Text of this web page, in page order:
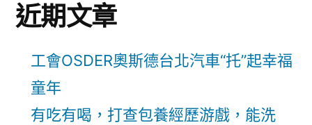
近期文章
工會OSDER奧斯德台北汽車“托”起幸福
童年
有吃有喝，打查包養經歷游戲，能洗